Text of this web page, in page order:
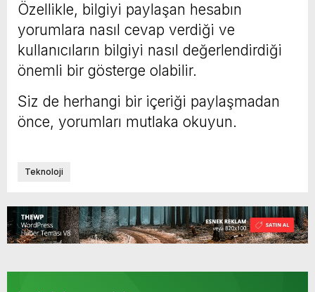
Özellikle, bilgiyi paylaşan hesabın
yorumlara nasıl cevap verdiği ve
kullanıcıların bilgiyi nasıl değerlendirdiği
önemli bir gösterge olabilir.
Siz de herhangi bir içeriği paylaşmadan
önce, yorumları mutlaka okuyun.
Teknoloji